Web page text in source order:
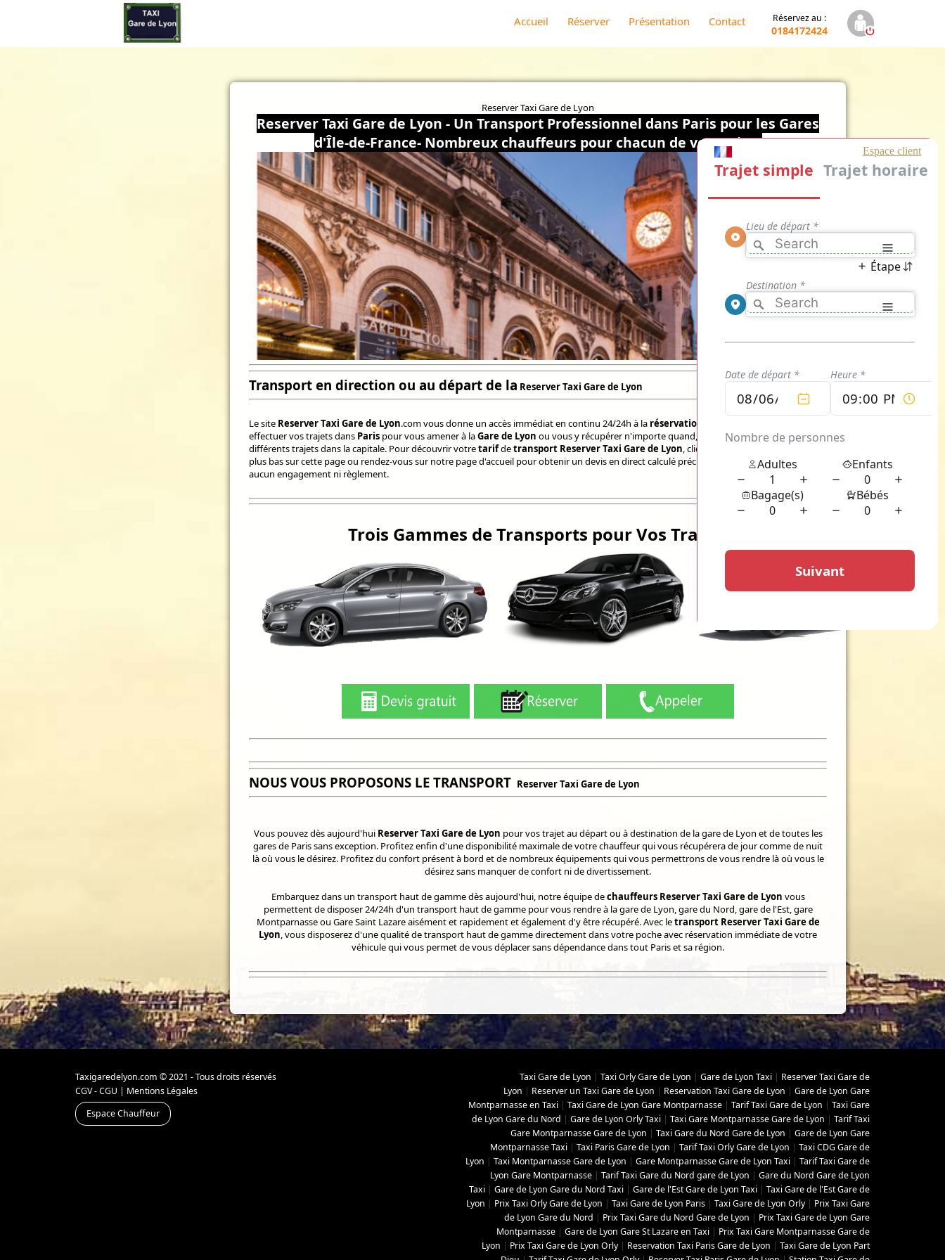
Accueil Réserver Présentation Contact Réservez au :
0184172424
Reserver Taxi Gare de Lyon
Reserver Taxi Gare de Lyon - Un Transport Professionnel dans Paris pour les Gares
d'Île-de-France- Nombreux chauffeurs pour chacun de vos trajets
Transport en direction ou au départ de la Reserver Taxi Gare de Lyon
Le site Reserver Taxi Gare de Lyon.com vous donne un accès immédiat en continu 24/24h à la réservation d'un transport
effectuer vos trajets dans Parispour vous amener à laGare de Lyon ou vous y récupérer n'importe quand, mais également pour tous vos
différents trajets dans la capitale. Pour découvrir votretarifdetransport Reserver Taxi Gare de Lyon, cliquez sur le bouton de devis
plus bas sur cette page ou rendez-vous sur notre page d'accueil pour obtenir un devis en direct calculé précisément et gratuitement sans
aucun engagement ni règlement.
Trois Gammes de Transports pour Vos Trajets
NOUS VOUS PROPOSONS LE TRANSPORT Reserver Taxi Gare de Lyon
Vous pouvez dès aujourd'hui Reserver Taxi Gare de Lyon pour vos trajet au départ ou à destination de la gare de Lyon et de toutes les
gares de Paris sans exception. Profitez enfin d'une disponibilité maximale de votre chauffeur qui vous récupérera de jour comme de nuit
là où vous le désirez. Profitez du confort présent à bord et de nombreux équipements qui vous permettrons de vous rendre là où vous le
désirez sans manquer de confort ni de divertissement.
Embarquez dans un transport haut de gamme dès aujourd'hui, notre équipe dechauffeurs Reserver Taxi Gare de Lyon vous
permettent de disposer 24/24h d'un transport haut de gamme pour vous rendre à la gare de Lyon, gare du Nord, gare de l'Est, gare
Montparnasse ou Gare Saint Lazare aisément et rapidement et également d'y être récupéré. Avec letransport Reserver Taxi Gare de
Lyon, vous disposerez d'une qualité de transport haut de gamme directement dans votre poche avec réservation immédiate de votre
véhicule qui vous permet de vous déplacer sans dépendance dans tout Paris et sa région.
Taxigaredelyon.com © 2021 - Tous droits réservés
CGV - CGU | Mentions Légales
Espace Chauffeur
Taxi Gare de Lyon | Taxi Orly Gare de Lyon | Gare de Lyon Taxi | Reserver Taxi Gare de
Lyon | Reserver un Taxi Gare de Lyon | Reservation Taxi Gare de Lyon | Gare de Lyon Gare
Montparnasse en Taxi | Taxi Gare de Lyon Gare Montparnasse | Tarif Taxi Gare de Lyon | Taxi Gare
de Lyon Gare du Nord | Gare de Lyon Orly Taxi | Taxi Gare Montparnasse Gare de Lyon | Tarif Taxi
Gare Montparnasse Gare de Lyon | Taxi Gare du Nord Gare de Lyon | Gare de Lyon Gare
Montparnasse Taxi | Taxi Paris Gare de Lyon | Tarif Taxi Orly Gare de Lyon | Taxi CDG Gare de
Lyon | Taxi Montparnasse Gare de Lyon | Gare Montparnasse Gare de Lyon Taxi | Tarif Taxi Gare de
Lyon Gare Montparnasse | Tarif Taxi Gare du Nord gare de Lyon | Gare du Nord Gare de Lyon
Taxi | Gare de Lyon Gare du Nord Taxi | Gare de l'Est Gare de Lyon Taxi | Taxi Gare de l'Est Gare de
Lyon | Prix Taxi Orly Gare de Lyon | Taxi Gare de Lyon Paris | Taxi Gare de Lyon Orly| Prix Taxi Gare
de Lyon Gare du Nord | Prix Taxi Gare du Nord Gare de Lyon | Prix Taxi Gare de Lyon Gare
Montparnasse | Gare de Lyon Gare St Lazare en Taxi | Prix Taxi Gare Montparnasse Gare de
Lyon | Prix Taxi Gare de Lyon Orly| Reservation Taxi Paris Gare de Lyon | Taxi Gare de Lyon Part